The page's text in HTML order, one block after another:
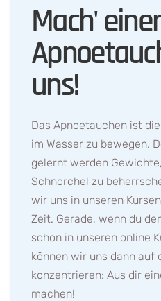
Mach'
uns!
Das Apnoetauchen ist
im Wasser zu bewegen.
gelernt werden
Schnorchel zu
wir uns in unseren
Zeit. Gerade, wenn du
schon in unseren online
können wir uns dann auf
konzentrieren: Aus dir
machen!